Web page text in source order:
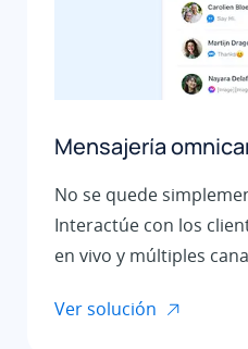
Mensajería
No se quede
Interactúe con los
en vivo y múltiples
Ver solución